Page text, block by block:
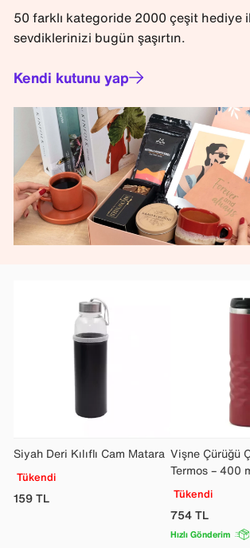
50 farklı kategoride 2000 çeşit hediye
sevdiklerinizi bugün şaşırtın.
Kendi kutunu yap
Siyah Deri Kılıflı Cam Matara
Tükendi
159TL
Vişne Çürüğü
Termos – 400
Tükendi
754TL
Hızlı Gönderim